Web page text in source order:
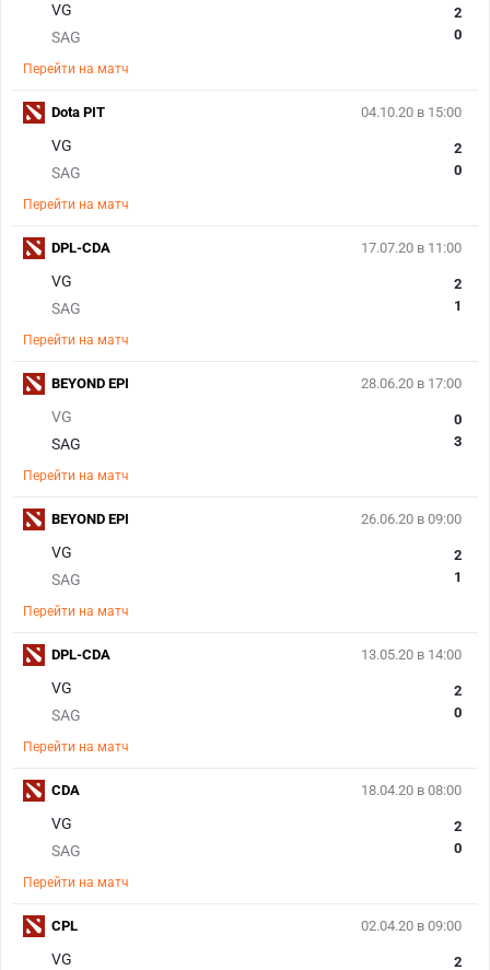
VG
SAG
2
0
Перейти на матч
04.10.20 в 15:00
VG
SAG
2
0
Перейти на матч
Dota PIT
17.07.20 в 11:00
VG
SAG
2
1
Перейти на матч
DPL-CDA
28.06.20 в 17:00
VG
SAG
0
3
Перейти на матч
BEYOND EPI
26.06.20 в 09:00
VG
SAG
2
1
Перейти на матч
BEYOND EPI
13.05.20 в 14:00
VG
SAG
2
0
Перейти на матч
DPL-CDA
18.04.20 в 08:00
VG
SAG
2
0
Перейти на матч
CDA
02.04.20 в 09:00
VG
2
CPL